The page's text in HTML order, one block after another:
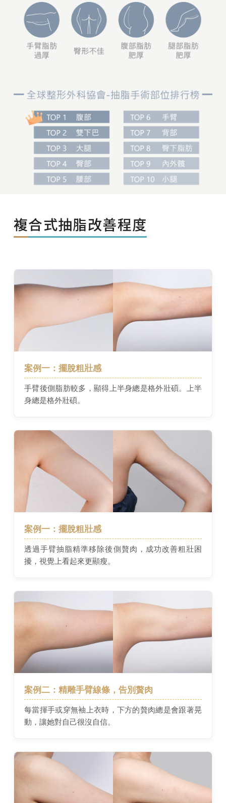
複合式抽脂改善程度
案例一：擺脫粗壯感
手臂後側脂肪較多，顯得上半身總是格外壯碩。上半
身總是格外壯碩。
案例一：擺脫粗壯感
透過手臂抽脂精準移除後側贅肉，成功改善粗壯困
擾，視覺上看起來更顯瘦。
案例二：精雕手臂線條，告別贅肉
每當揮手或穿無袖上衣時，下方的贅肉總是會跟著晃
動，讓她對自己很沒自信。